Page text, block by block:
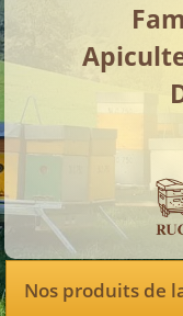
Nos produits de